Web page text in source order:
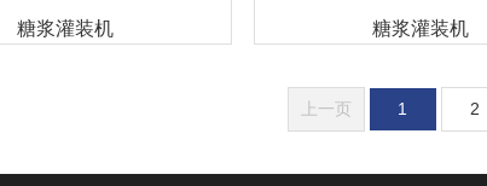
糖浆灌装机 糖浆灌装机
上一页 1 2